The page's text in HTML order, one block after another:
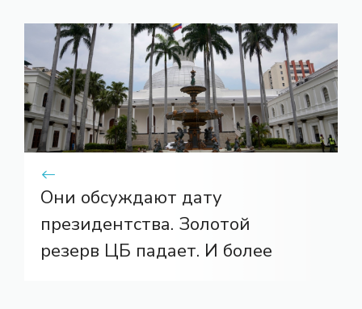
Они обсуждают дату
президентства. Золотой
резерв ЦБ падает. И более